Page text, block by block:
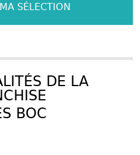
SÉLECTION
DE LA
BOC